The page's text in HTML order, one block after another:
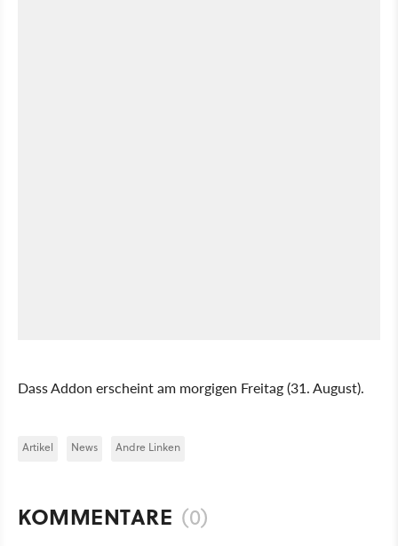
Dass Addon erscheint am morgigen Freitag (31. August).
Artikel News Andre Linken
KOMMENTARE (0)